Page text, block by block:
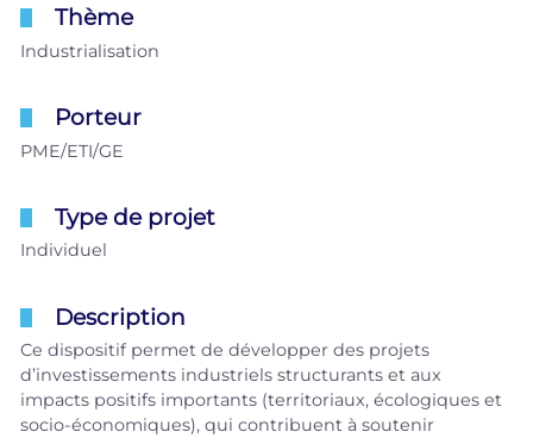
Thème
Industrialisation
Porteur
PME/ETI/GE
Type de projet
Individuel
Description
Ce dispositif permet de développer des projets
d’investissements industriels structurants et aux
impacts positifs importants (territoriaux, écologiques et
socio-économiques), qui contribuent à soutenir